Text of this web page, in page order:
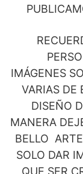
IMÁGENES
VARIAS DE
DISEÑO
MANERA
BELLO
SOLO DAR